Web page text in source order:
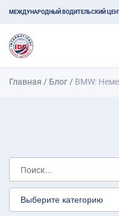
МЕЖДУНАРОДНЫЙ ВОДИТЕЛЬСКИЙ
Главная / Блог / BMW: